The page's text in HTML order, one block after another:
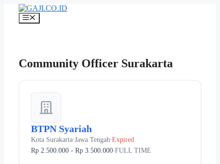
Langsung
Menu
Community Officer Surakarta
BTPN Syariah
Kota Surakarta•Jawa Tengah•Expired
Rp 2.500.000 - Rp 3.500.000•FULL TIME